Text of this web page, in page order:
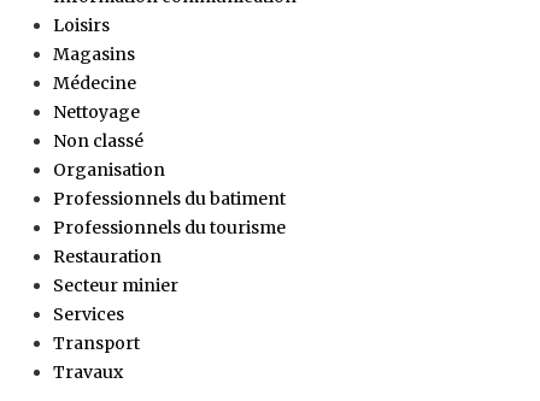
Loisirs
Magasins
Médecine
Nettoyage
Non classé
Organisation
Professionnels du batiment
Professionnels du tourisme
Restauration
Secteur minier
Services
Transport
Travaux